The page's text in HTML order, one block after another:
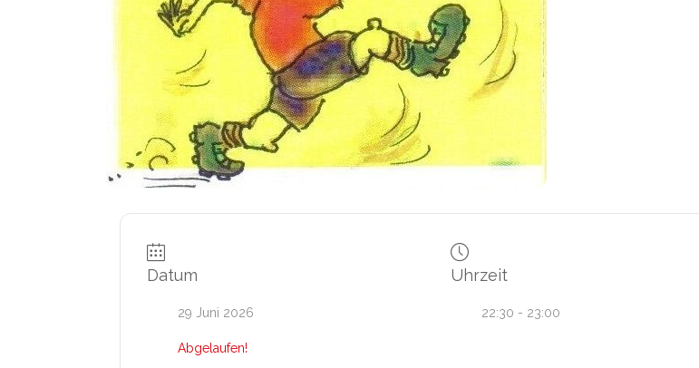
Datum
29 Juni 2026
Abgelaufen!
Uhrzeit
22:30 - 23:00